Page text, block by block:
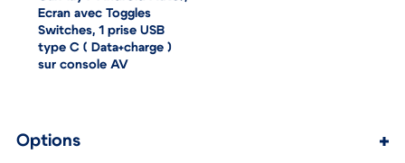
CarPlay / Android Auto),
Ecran avec Toggles
Switches, 1 prise USB
type C ( Data+charge )
Options